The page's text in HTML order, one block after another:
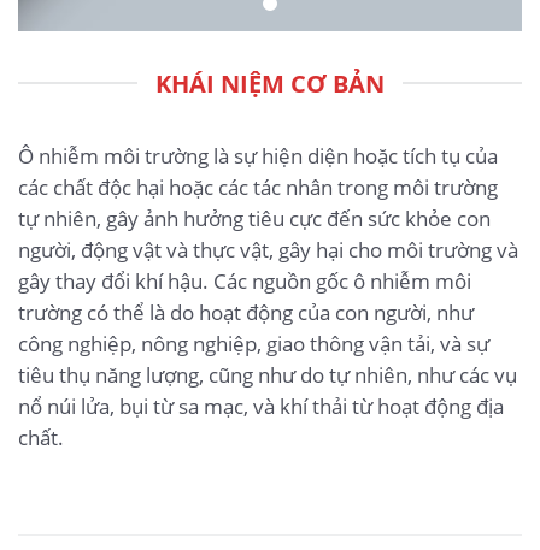
KHÁI NIỆM CƠ BẢN
Ô nhiễm môi trường là sự hiện diện hoặc tích tụ của
các chất độc hại hoặc các tác nhân trong môi trường
tự nhiên, gây ảnh hưởng tiêu cực đến sức khỏe con
người, động vật và thực vật, gây hại cho môi trường và
gây thay đổi khí hậu. Các nguồn gốc ô nhiễm môi
trường có thể là do hoạt động của con người, như
công nghiệp, nông nghiệp, giao thông vận tải, và sự
tiêu thụ năng lượng, cũng như do tự nhiên, như các vụ
nổ núi lửa, bụi từ sa mạc, và khí thải từ hoạt động địa
chất.